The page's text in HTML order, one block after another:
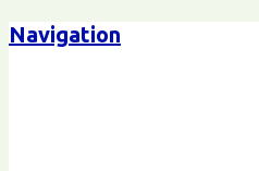
Navigation